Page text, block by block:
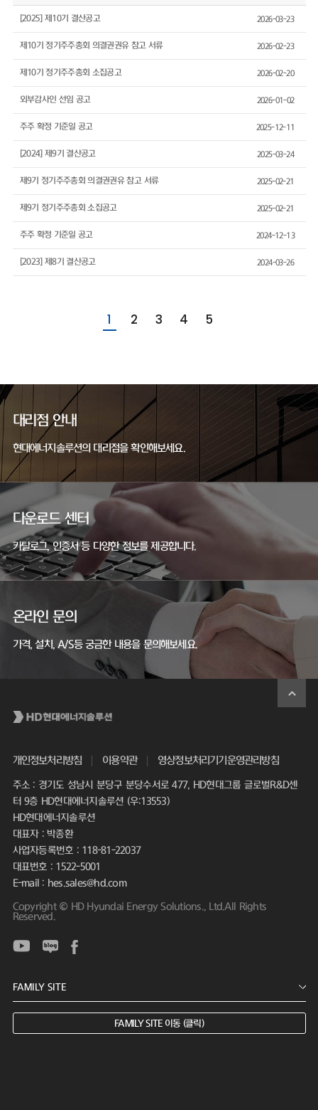
[2025] 제10기 결산공고 2026-03-23
제10기 정기주주총회 의결권권유 참고 서류 2026-02-23
제10기 정기주주총회 소집공고 2026-02-20
외부감사인 선임 공고 2026-01-02
주주 확정 기준일 공고 2025-12-11
[2024] 제9기 결산공고 2025-03-24
제9기 정기주주총회 의결권권유 참고 서류 2025-02-21
제9기 정기주주총회 소집공고 2025-02-21
주주 확정 기준일 공고 2024-12-13
[2023] 제8기 결산공고 2024-03-26
1 2 3 4 5
대리점 안내
현대에너지솔루션의 대리점을 확인해보세요.
다운로드 센터
카탈로그, 인증서 등 다양한 정보를 제공합니다.
온라인 문의
가격, 설치, A/S등 궁금한 내용을 문의해보세요.
개인정보처리방침 이용약관 영상정보처리기기운영관리방침
주소 : 경기도 성남시 분당구 분당수서로 477, HD현대그룹 글로벌R&D센
터 9층 HD현대에너지솔루션 (우:13553)
HD현대에너지솔루션
대표자 : 박종환
사업자등록번호 : 118-81-22037
대표번호 : 1522-5001
E-mail : hes.sales@hd.com
Copyright © HD Hyundai Energy Solutions., Ltd.All Rights
Reserved.
FAMILY SITE 이동 (클릭)